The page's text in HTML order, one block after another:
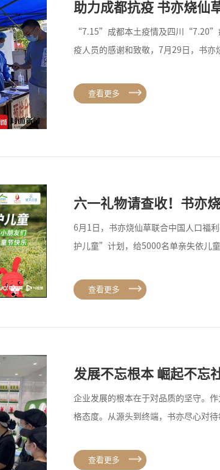
助力成都抗疫 书亦烧仙
“7.15”成都本土疫情及四川“7.20”
疫人员的感谢和致敬，7月29日，书亦
查看更多
六一礼物请查收！书亦
6月1日，书亦烧仙草联合中国人口福
护儿童”计划，给5000名单亲失依儿童
查看更多
发展不忘根本 崛起不忘
企业发展的根本在于对品质的坚守。
格态度。从源头到终端，书亦尽心对待
查看更多